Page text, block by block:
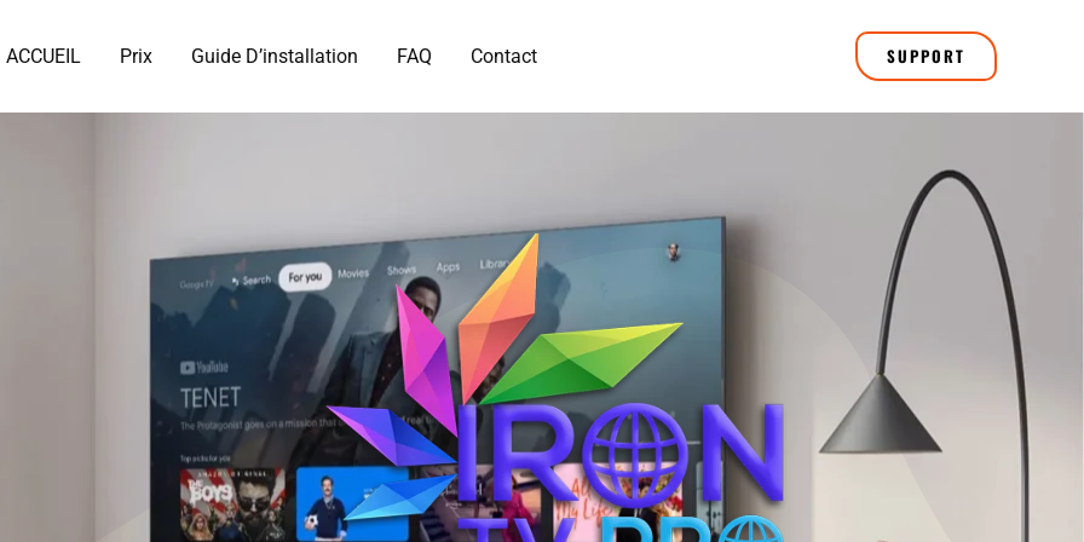
ACCUEIL Prix Guide D’installation FAQ Contact SUPPORT